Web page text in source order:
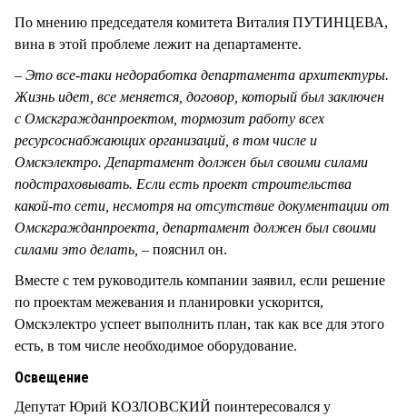
По мнению председателя комитета Виталия ПУТИНЦЕВА,
вина в этой проблеме лежит на департаменте.
– Это все-таки недоработка департамента архитектуры.
Жизнь идет, все меняется, договор, который был заключен
с Омскгражданпроектом, тормозит работу всех
ресурсоснабжающих организаций, в том числе и
Омскэлектро. Департамент должен был своими силами
подстраховывать. Если есть проект строительства
какой-то сети, несмотря на отсутствие документации от
Омскгражданпроекта, департамент должен был своими
силами это делать, – пояснил он.
Вместе с тем руководитель компании заявил, если решение
по проектам межевания и планировки ускорится,
Омскэлектро успеет выполнить план, так как все для этого
есть, в том числе необходимое оборудование.
Освещение
Депутат Юрий КОЗЛОВСКИЙ поинтересовался у